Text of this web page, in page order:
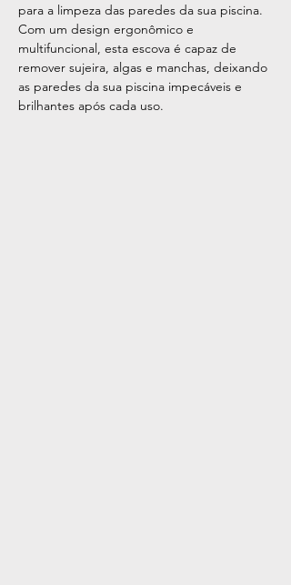
para a limpeza das paredes da sua piscina.
Com um design ergonômico e
multifuncional, esta escova é capaz de
remover sujeira, algas e manchas, deixando
as paredes da sua piscina impecáveis e
brilhantes após cada uso.